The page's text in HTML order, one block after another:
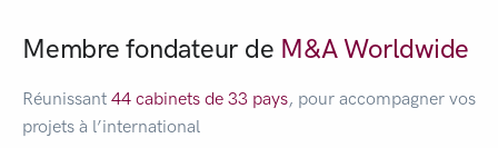
Membre fondateur de M&A Worldwide
Réunissant 44 cabinets de 33 pays, pour accompagner vos
projets à l’international